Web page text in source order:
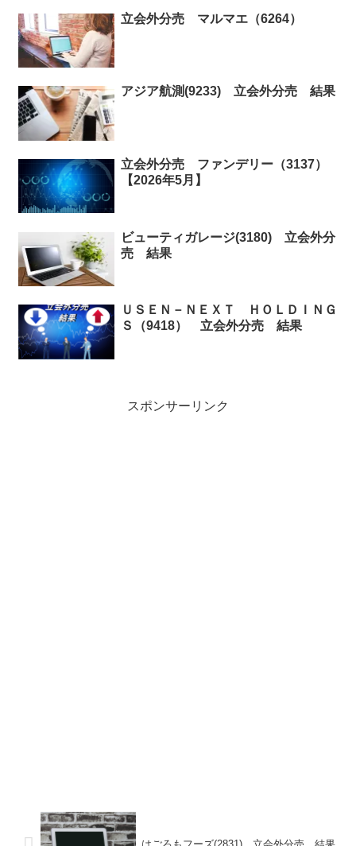
立会外分売 マルマエ（6264）
アジア航測(9233) 立会外分売 結果
立会外分売 ファンデリー（3137）
【2026年5月】
ビューティガレージ(3180) 立会外分
売 結果
ＵＳＥＮ－ＮＥＸＴ ＨＯＬＤＩＮＧ
Ｓ（9418） 立会外分売 結果
スポンサーリンク